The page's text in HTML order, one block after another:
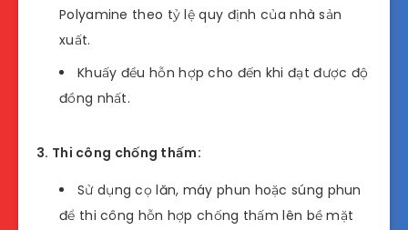
Polyamine theo tỷ lệ quy định của nhà sản
xuất.
Khuấy đều hỗn hợp cho đến khi đạt được độ
đồng nhất.
3. Thi công chống thấm:
Sử dụng cọ lăn, máy phun hoặc súng phun
để thi công hỗn hợp chống thấm lên bề mặt